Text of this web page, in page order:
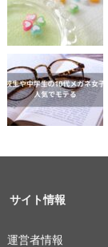
サイト情報
運営者情報